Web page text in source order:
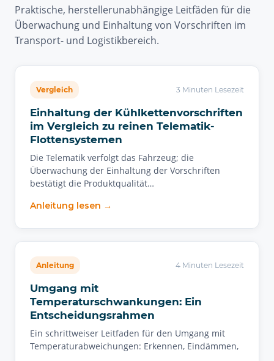
Praktische, herstellerunabhängige Leitfäden für die
Überwachung und Einhaltung von Vorschriften im
Transport- und Logistikbereich.
Vergleich 3 Minuten Lesezeit
Einhaltung der Kühlkettenvorschriften
im Vergleich zu reinen Telematik-
Flottensystemen
Die Telematik verfolgt das Fahrzeug; die
Überwachung der Einhaltung der Vorschriften
bestätigt die Produktqualität…
Anleitung lesen →
Anleitung 4 Minuten Lesezeit
Umgang mit
Temperaturschwankungen: Ein
Entscheidungsrahmen
Ein schrittweiser Leitfaden für den Umgang mit
Temperaturabweichungen: Erkennen, Eindämmen,